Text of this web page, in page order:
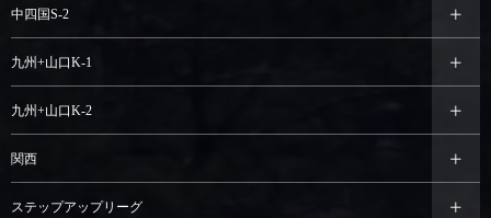
中四国S-2
九州+山口K-1
九州+山口K-2
関西
ステップアップリーグ